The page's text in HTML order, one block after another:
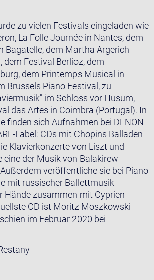
zu vielen Festivals eingeladen wie
La Folle Journée in Nantes, dem
Bagatelle, dem Martha Argerich
dem Festival Berlioz, dem
dem Printemps Musical in
Brussels Piano Festival, zu
im Schloss vor Husum,
das Artes in Coimbra (Portugal). In
finden sich Aufnahmen bei DENON
Label: CDs mit Chopins Balladen
Klavierkonzerte von Liszt und
der Musik von Balakirew
veröffentliche sie bei Piano
mit russischer Ballettmusik
Hände zusammen mit Cyprien
CD ist Moritz Moszkowski
im Februar 2020 bei